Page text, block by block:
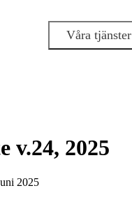
Våra tjänster
v.24, 2025
2025